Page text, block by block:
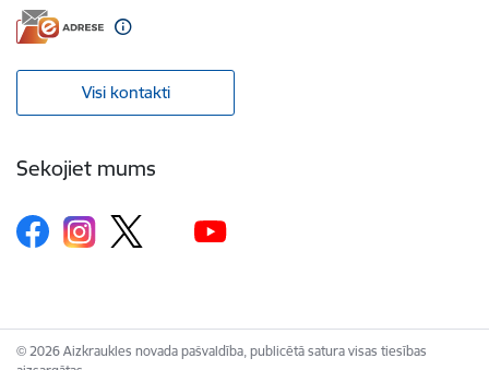
Visi kontakti
Sekojiet mums
© 2026 Aizkraukles novada pašvaldība, publicētā satura visas tiesības